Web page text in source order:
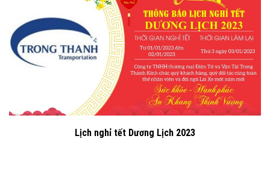
Lịch nghỉ tết Dương Lịch 2023